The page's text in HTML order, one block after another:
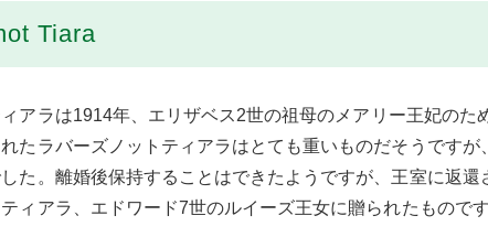
Tiara
アラは1914年、エリザベス2世の祖母のメアリー王妃の
たラバーズノットティアラはとても重いものだそうです
た。離婚後保持することはできたようですが、王室に返
ィアラ、エドワード7世のルイーズ王女に贈られたものです